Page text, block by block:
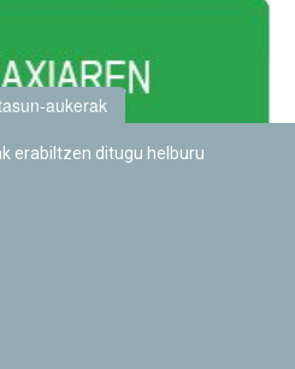
aukerak
erabiltzen ditugu helburu